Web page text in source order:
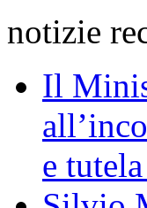
notizie
Il
e